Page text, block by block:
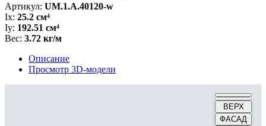
Артикул: UM.1.A.40120-w
Ix: 25.2 см⁴
Iy: 192.51 см⁴
Вес: 3.72 кг/м
Описание
Просмотр 3D-модели
ВЕРХ
ФАСАД